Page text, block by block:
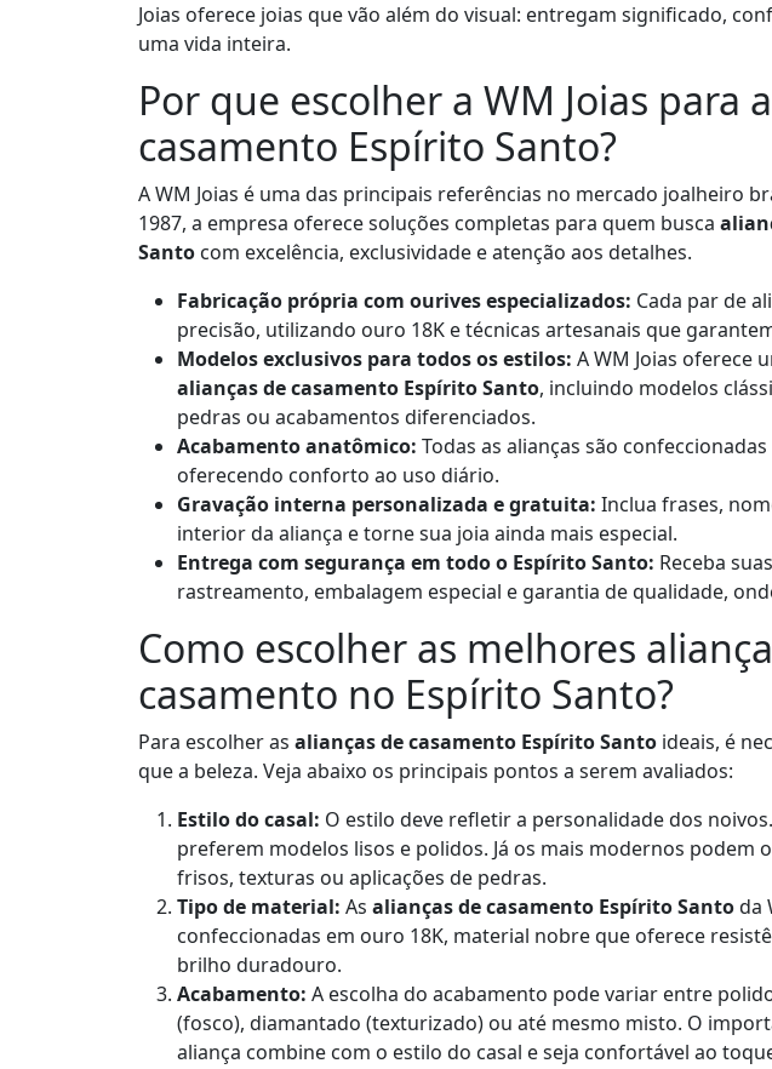
Joias oferece joias que vão além do visual: entregam significado,
uma vida inteira.
Por que escolher a WM Joias para
casamento Espírito Santo?
A WM Joias é uma das principais referências no mercado joalheiro
1987, a empresa oferece soluções completas para quem busca
Santo com excelência, exclusividade e atenção aos detalhes.
Fabricação própria com ourives especializados: Cada par de
precisão, utilizando ouro 18K e técnicas artesanais que
Modelos exclusivos para todos os estilos: A WM Joias oferece
alianças de casamento Espírito Santo, incluindo modelos
pedras ou acabamentos diferenciados.
Acabamento anatômico: Todas as alianças são
oferecendo conforto ao uso diário.
Gravação interna personalizada e gratuita: Inclua frases,
interior da aliança e torne sua joia ainda mais especial.
Entrega com segurança em todo o Espírito Santo: Receba
rastreamento, embalagem especial e garantia de qualidade,
Como escolher as melhores
casamento no Espírito Santo?
Para escolher as alianças de casamento Espírito Santo ideais, é
que a beleza. Veja abaixo os principais pontos a serem avaliados:
Estilo do casal: O estilo deve refletir a personalidade dos
preferem modelos lisos e polidos. Já os mais modernos podem
frisos, texturas ou aplicações de pedras.
Tipo de material: As alianças de casamento Espírito Santoda
confeccionadas em ouro 18K, material nobre que oferece
brilho duradouro.
Acabamento: A escolha do acabamento pode variar entre
(fosco), diamantado (texturizado) ou até mesmo misto. O
aliança combine com o estilo do casal e seja confortável ao